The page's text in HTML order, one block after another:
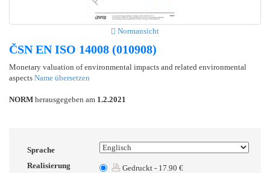
Normansicht
ČSN EN ISO 14008 (010908)
Monetary valuation of environmental impacts and related environmental
aspects Name übersetzen
NORM herausgegeben am 1.2.2021
Sprache
Realisierung
Gedruckt - 17.90 €